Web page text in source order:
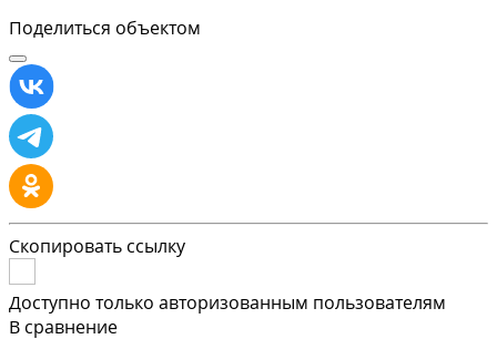
Поделиться объектом
Скопировать ссылку
Доступно только авторизованным пользователям
В сравнение